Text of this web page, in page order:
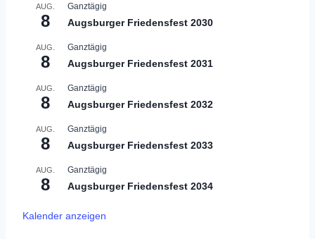
AUG.
8
Ganztägig
Augsburger Friedensfest 2030
AUG.
8
Ganztägig
Augsburger Friedensfest 2031
AUG.
8
Ganztägig
Augsburger Friedensfest 2032
AUG.
8
Ganztägig
Augsburger Friedensfest 2033
AUG.
8
Ganztägig
Augsburger Friedensfest 2034
Kalender anzeigen